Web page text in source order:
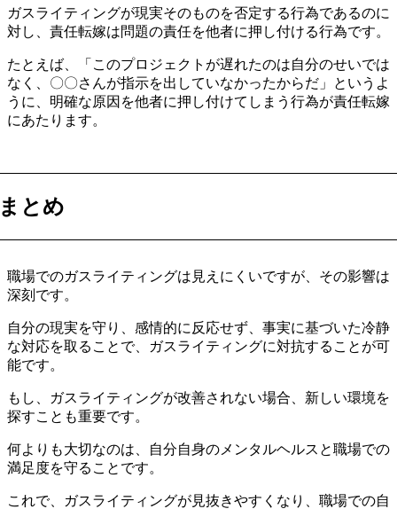
ガスライティングが現実そのものを否定する行為であるのに
対し、責任転嫁は問題の責任を他者に押し付ける行為です。
たとえば、「このプロジェクトが遅れたのは自分のせいでは
なく、〇〇さんが指示を出していなかったからだ」というよ
うに、明確な原因を他者に押し付けてしまう行為が責任転嫁
にあたります。
とめ
職場でのガスライティングは見えにくいですが、その影響は
深刻です。
自分の現実を守り、感情的に反応せず、事実に基づいた冷静
な対応を取ることで、ガスライティングに対抗することが可
能です。
もし、ガスライティングが改善されない場合、新しい環境を
探すことも重要です。
何よりも大切なのは、自分自身のメンタルヘルスと職場での
満足度を守ることです。
これで、ガスライティングが見抜きやすくなり、職場での自